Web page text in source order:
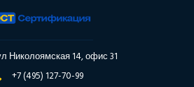
Николоямская 14, офис 31
+7 (495) 127-70-99